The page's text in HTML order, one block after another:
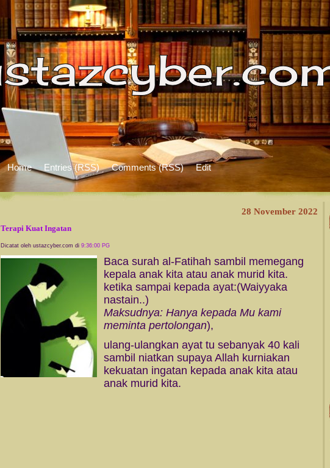
Home Entries (RSS) Comments (RSS) Edit
28 November 2022
Terapi Kuat Ingatan
Dicatat oleh ustazcyber.com di 9:36:00 PG
Baca surah al-Fatihah sambil memegang
kepala anak kita atau anak murid kita.
ketika sampai kepada ayat:(Waiyyaka
nastain..)
Maksudnya: Hanya kepada Mu kami
meminta pertolongan),
ulang-ulangkan ayat tu sebanyak 40 kali
sambil niatkan supaya Allah kurniakan
kekuatan ingatan kepada anak kita atau
anak murid kita.